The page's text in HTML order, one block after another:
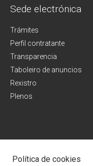
Sede electrónica
Trámites
Perfil contratante
Transparencia
Taboleiro de anuncios
Rexistro
Plenos
Política de cookies